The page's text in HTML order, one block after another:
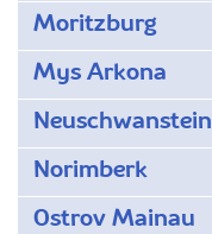
Moritzburg
Mys Arkona
Neuschwanstein
Norimberk
Ostrov Mainau